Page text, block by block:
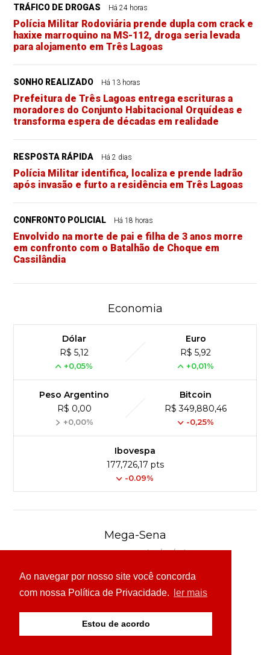
Ao navegar por nosso site você concorda
com nossa Política de Privacidade.
ler mais
Estou de acordo
TRÁFICO DE DROGAS Há 24 horas
Polícia Militar Rodoviária prende dupla com crack e
haxixe marroquino na MS-112, droga seria levada
para alojamento em Três Lagoas
SONHO REALIZADO Há 13 horas
Prefeitura de Três Lagoas entrega escrituras a
moradores do Conjunto Habitacional Orquídeas e
transforma espera de décadas em realidade
RESPOSTA RÁPIDA Há 2 dias
Polícia Militar identifica, localiza e prende ladrão
após invasão e furto a residência em Três Lagoas
CONFRONTO POLICIAL Há 18 horas
Envolvido na morte de pai e filha de 3 anos morre
em confronto com o Batalhão de Choque em
Cassilândia
Economia
Dólar
R$ 5,12
+0,05%
Euro
R$ 5,92
+0,01%
Peso Argentino
R$ 0,00
+0,00%
Bitcoin
R$ 349,880,46
-0,25%
Ibovespa
177,726,17 pts
-0.09%
Mega-Sena
Concurso 3040 (04/08/26)
03 16 24 30 49